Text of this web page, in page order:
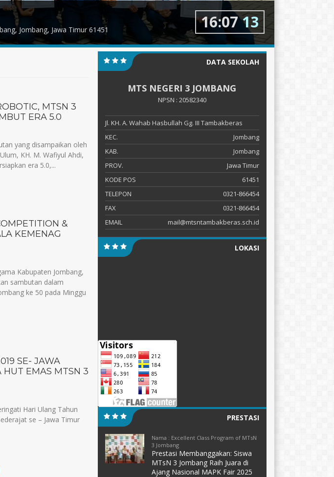
Jombang, Jawa Timur 61451 16:0714
MTSN 3
ERA 5.0
yang disampaikan oleh
KH. M. Wafiyul Ahdi,
era 5.0,...
&
KEMENAG
Kabupaten Jombang,
sambutan dalam
ke 50 pada Minggu
SE- JAWA
EMAS MTSN 3
Hari Ulang Tahun
se – Jawa Timur
DATA SEKOLAH
MTS NEGERI 3 JOMBANG
NPSN : 20582340
Jl. KH. A. Wahab Hasbullah Gg. III Tambakberas
KEC.
Jombang
KAB.
Jombang
PROV.
Jawa Timur
KODE POS
61451
TELEPON
0321-866454
FAX
0321-866454
EMAIL
mail@mtsntambakberas.sch.id
LOKASI
PRESTASI
Nama : Excellent Class Program of MTsN
3 Jombang
Prestasi Membanggakan: Siswa
MTsN 3 Jombang Raih Juara di
Ajang Nasional MAPK Fair 2025